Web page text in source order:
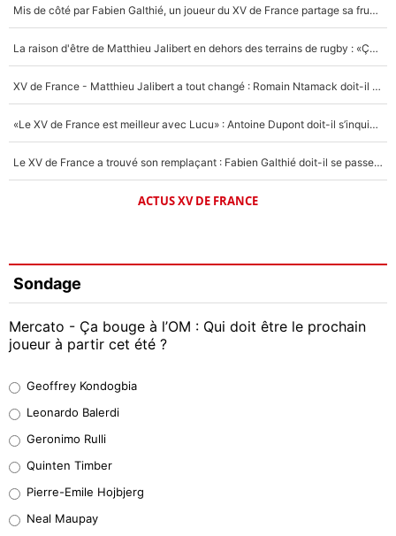
Mis de côté par Fabien Galthié, un joueur du XV de France partage sa frustration : «ils ne me l’ont pas dit tout de suite»
La raison d'être de Matthieu Jalibert en dehors des terrains de rugby : «Ça m'atteint autant que si tu touches à un membre de ma famille»
XV de France - Matthieu Jalibert a tout changé : Romain Ntamack doit-il s’inquiéter pour sa place à un an de la Coupe du monde ?
«Le XV de France est meilleur avec Lucu» : Antoine Dupont doit-il s’inquiéter pour sa place ?
Le XV de France a trouvé son remplaçant : Fabien Galthié doit-il se passer d'Antoine Dupont ?
ACTUS XV DE FRANCE
Sondage
Mercato - Ça bouge à l’OM : Qui doit être le prochain
joueur à partir cet été ?
38%
32%
4%
Geoffrey Kondogbia
Leonardo Balerdi
Geronimo Rulli
Quinten Timber
Pierre-Emile Hojbjerg
Neal Maupay